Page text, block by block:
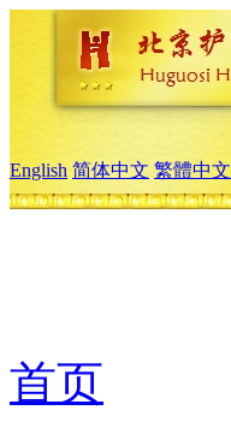
English 简体中文 繁體中文
首页